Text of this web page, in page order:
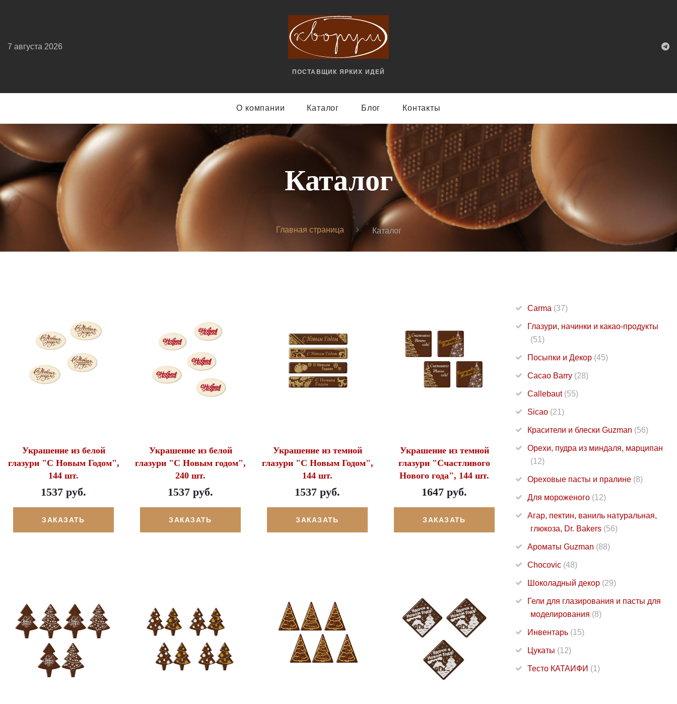
ПОСТАВЩИК ЯРКИX ИДЕЙ
7 августа 2026
О компании Каталог Блог Контакты
Каталог
Главная страница Каталог
Украшение из белой
глазури "С Новым Годом",
144 шт.
1537 руб.
ЗАКАЗАТЬ
Украшение из белой
глазури "С Новым годом",
240 шт.
1537 руб.
ЗАКАЗАТЬ
Украшение из темной
глазури "С Новым Годом",
144 шт.
1537 руб.
ЗАКАЗАТЬ
Украшение из темной
глазури "Счастливого
Нового года", 144 шт.
1647 руб.
ЗАКАЗАТЬ
Carma (37)
Глазури, начинки и какао-продукты
(51)
Посыпки и Декор (45)
Cacao Barry (28)
Callebaut (55)
Sicao (21)
Красители и блески Guzman (56)
Орехи, пудра из миндаля, марципан
(12)
Ореховые пасты и пралине (8)
Для мороженого (12)
Агар, пектин, ваниль натуральная,
глюкоза, Dr. Bakers (56)
Ароматы Guzman (88)
Chocovic (48)
Шоколадный декор (29)
Гели для глазирования и пасты для
моделирования (8)
Инвентарь (15)
Цукаты (12)
Тесто КАТАИФИ (1)